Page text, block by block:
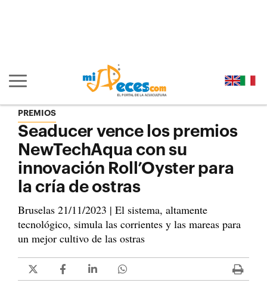
Mostrar/ocultar navegación principal
PREMIOS
Seaducer vence los premios
NewTechAqua con su
innovación Roll’Oyster para
la cría de ostras
Bruselas 21/11/2023 | El sistema, altamente
tecnológico, simula las corrientes y las mareas para
un mejor cultivo de las ostras